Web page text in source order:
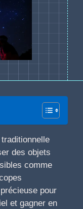
des objets
comme
pour
et gagner en